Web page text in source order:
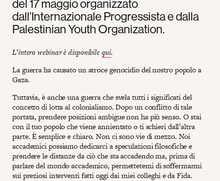
del 17 maggio organizzato
dall’Internazionale Progressista e dalla
Palestinian Youth Organization.
L’intero webinar è disponibilequi.
La guerra ha causato un atroce genocidio del nostro popolo a
Gaza.
Tuttavia, è anche una guerra che svela tutti i significati del
concetto di lotta al colonialismo. Dopo un conflitto di tale
portata, prendere posizioni ambigue non ha più senso. O stai
con il tuo popolo che viene annientato o ti schieri dall’altra
parte. È semplice e chiaro. Non ci sono vie di mezzo. Noi
accademici possiamo dedicarci a speculazioni filosofiche e
prendere le distanze da ciò che sta accadendo ma, prima di
parlare del mondo accademico, permettetemi di soffermarmi
sui preziosi interventi fatti oggi dai miei colleghi e da Fida.